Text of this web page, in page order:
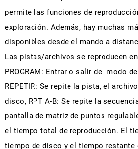
permite las funciones de
exploración. Además, hay muchas
disponibles desde el mando a
Las pistas/archivos se reproducen
PROGRAM: Entrar o salir del modo
REPETIR: Se repite la pista, el
disco, RPT A-B: Se repite la
pantalla de matriz de puntos
el tiempo total de reproducción. El
tiempo de disco y el tiempo restante